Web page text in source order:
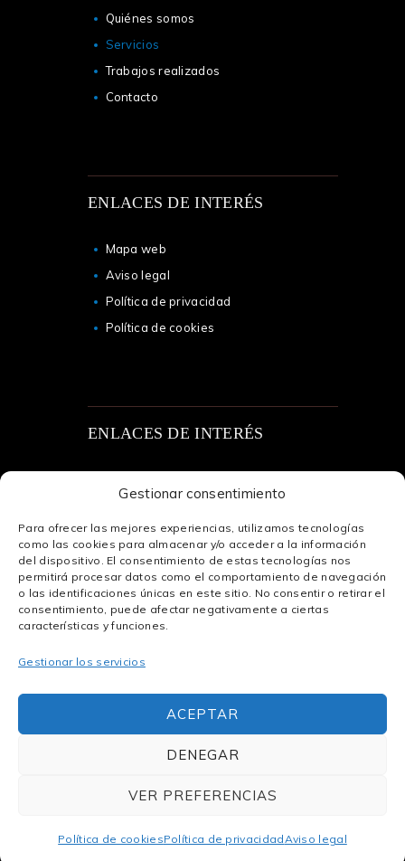
Gestionar consentimiento
Para ofrecer las mejores experiencias, utilizamos tecnologías
como las cookies para almacenar y/o acceder a la información
del dispositivo. El consentimiento de estas tecnologías nos
permitirá procesar datos como el comportamiento de navegación
o las identificaciones únicas en este sitio. No consentir o retirar el
consentimiento, puede afectar negativamente a ciertas
características y funciones.
Gestionar los servicios
ACEPTAR
DENEGAR
VER PREFERENCIAS
Política de cookiesPolítica de privacidadAviso legal
Quiénes somos
Servicios
Trabajos realizados
Contacto
ENLACES DE INTERÉS
Mapa web
Aviso legal
Política de privacidad
Política de cookies
ENLACES DE INTERÉS
Política de privacidad
Política de cookies
Enlaces De Interés
Copyright © 2026 Construcciones Oliva SL.
Web en Barcelona